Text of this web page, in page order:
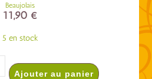
Beaujolais
11,90 €
5 en stock
Ajouter au panier